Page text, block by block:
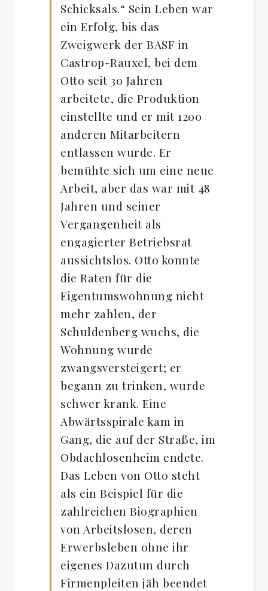
Schicksals.“ Sein Leben war
ein Erfolg, bis das
Zweigwerk der BASF in
Castrop-Rauxel, bei dem
Otto seit 30 Jahren
arbeitete, die Produktion
einstellte und er mit 1200
anderen Mitarbeitern
entlassen wurde. Er
bemühte sich um eine neue
Arbeit, aber das war mit 48
Jahren und seiner
Vergangenheit als
engagierter Betriebsrat
aussichtslos. Otto konnte
die Raten für die
Eigentumswohnung nicht
mehr zahlen, der
Schuldenberg wuchs, die
Wohnung wurde
zwangsversteigert; er
begann zu trinken, wurde
schwer krank. Eine
Abwärtsspirale kam in
Gang, die auf der Straße, im
Obdachlosenheim endete.
Das Leben von Otto steht
als ein Beispiel für die
zahlreichen Biographien
von Arbeitslosen, deren
Erwerbsleben ohne ihr
eigenes Dazutun durch
Firmenpleiten jäh beendet